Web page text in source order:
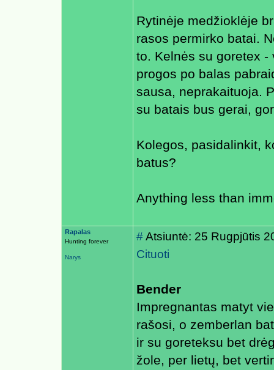
Rytinėje medžioklėje
rasos permirko batai.
to. Kelnės su goretex
progos po balas
sausa, neprakaituoja.
su batais bus gerai,
Kolegos, pasidalinkit,
batus?
Anything less than
Rapalas
Hunting forever
Narys
#Atsiuntė: 25 Rugpjūtis
Cituoti
Bender
Impregnantas matyt
rašosi, o zemberlan
ir su goreteksu bet
žole, per lietų, bet